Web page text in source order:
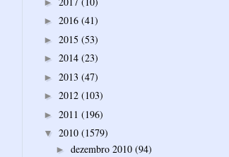
► 2016 (41)
► 2015 (53)
► 2014 (23)
► 2013 (47)
► 2012 (103)
► 2011 (196)
▼ 2010 (1579)
► dezembro 2010 (94)